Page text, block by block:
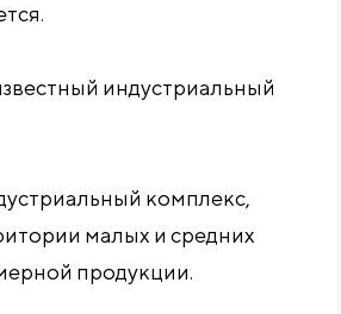
индустриальный
комплекс,
малых и средних
продукции.